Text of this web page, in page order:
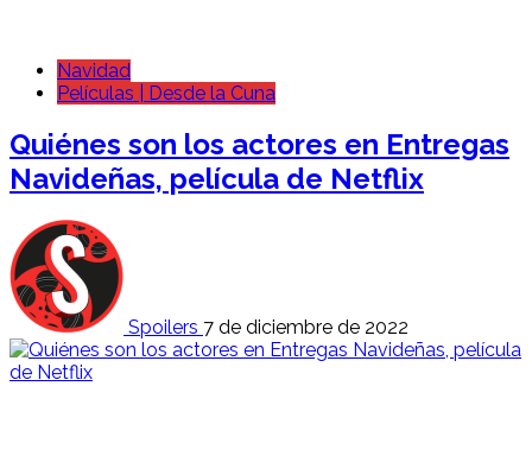
Navidad
Películas | Desde la Cuna
Quiénes son los actores en Entregas
Navideñas, película de Netflix
Spoilers 7 de diciembre de 2022